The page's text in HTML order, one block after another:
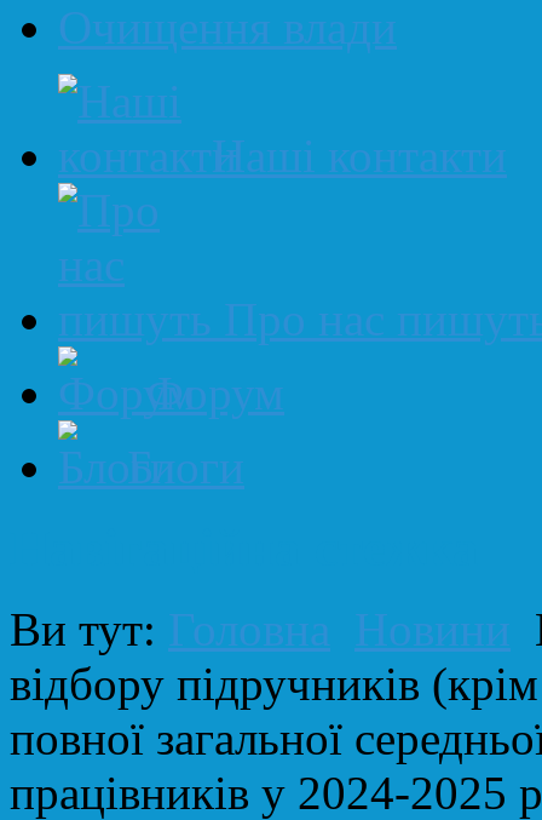
Очищення влади
Наші контакти
Про нас
Форум
Блоги
Ви тут: Головна Новини
відбору підручників
повної загальної
працівників у 2024-2025